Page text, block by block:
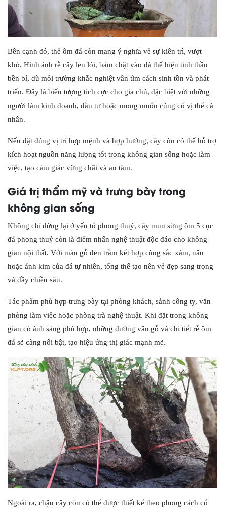
Bên cạnh đó, thế ôm đá còn mang ý nghĩa về sự kiên trì, vượt
khó. Hình ảnh rễ cây len lỏi, bám chặt vào đá thể hiện tinh thần
bền bỉ, dù môi trường khắc nghiệt vẫn tìm cách sinh tồn và phát
triển. Đây là biểu tượng tích cực cho gia chủ, đặc biệt với những
người làm kinh doanh, đầu tư hoặc mong muốn củng cố vị thế cá
nhân.
Nếu đặt đúng vị trí hợp mệnh và hợp hướng, cây còn có thể hỗ trợ
kích hoạt nguồn năng lượng tốt trong không gian sống hoặc làm
việc, tạo cảm giác vững chãi và an tâm.
Giá trị thẩm mỹ và trưng bày trong
không gian sống
Không chỉ dừng lại ở yếu tố phong thuỷ, cây mun sừng ôm 5 cục
đá phong thuỷ còn là điểm nhấn nghệ thuật độc đáo cho không
gian nội thất. Với màu gỗ đen trầm kết hợp cùng sắc xám, nâu
hoặc ánh kim của đá tự nhiên, tổng thể tạo nên vẻ đẹp sang trọng
và đầy chiều sâu.
Tác phẩm phù hợp trưng bày tại phòng khách, sảnh công ty, văn
phòng làm việc hoặc phòng trà nghệ thuật. Khi đặt trong không
gian có ánh sáng phù hợp, những đường vân gỗ và chi tiết rễ ôm
đá sẽ càng nổi bật, tạo hiệu ứng thị giác mạnh mẽ.
Ngoài ra, chậu cây còn có thể được thiết kế theo phong cách cổ